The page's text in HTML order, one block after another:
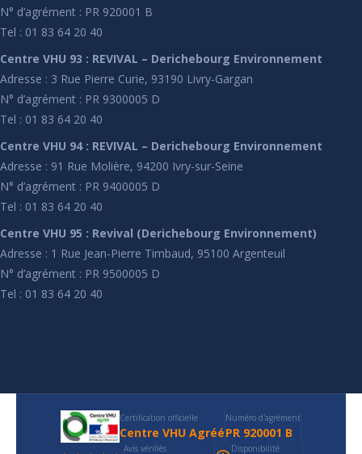
N° d’agrément : PR 920001 B
Tel : 01 83 64 20 40
Centre VHU 93 : REVIVAL – Derichebourg Environnement
Adresse : 3 Rue Pierre Curie, 93190 Livry-Gargan
N° d’agrément : PR 9300005 D
Tel : 01 83 64 20 40
Centre VHU 94 : REVIVAL – Derichebourg Environnement
Adresse : 91 Rue Molière, 94200 Ivry-sur-Seine
N° d’agrément : PR 9400005 D
Tel : 01 83 64 20 40
Centre VHU 95 : Revival (Derichebourg Environnement)
Adresse : 1 Rue Jean-Pierre Timbaud, 95100 Argenteuil
N° d’agrément : PR 9500005 D
Tel : 01 83 64 20 40
Certification officielle
Centre VHU Agréé
Numéro d'agrément
PR 920001 B
Avis vérifiés Disponibilité